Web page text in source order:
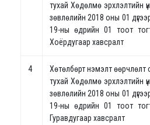
тухай Хөдөлмө эрхлэлтийн
зөвлөлийн 2018 оны 01
19-ны өдрийн 01 тоот
Хоёрдугаар хавсралт
4
Хөтөлбөрт нэмэлт өөрчлөлт
тухай Хөдөлмө эрхлэлтийн
зөвлөлийн 2018 оны 01
19-ны өдрийн 01 тоот
Гуравдугаар хавсралт